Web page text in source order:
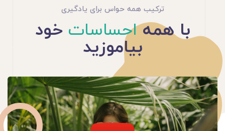
ترکیب همه حواس برای یادگیری
با همهاحساسات خود
بیاموزید